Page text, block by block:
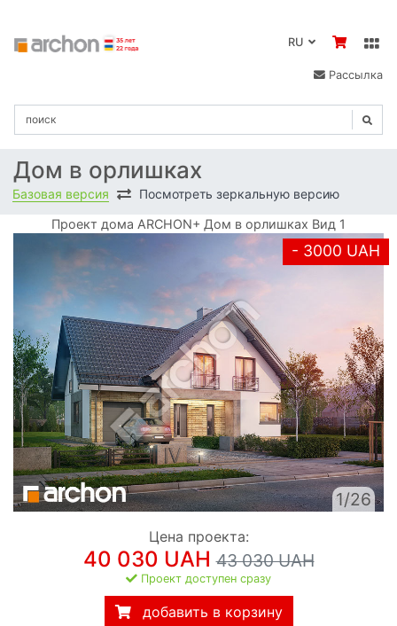
Рассылка
Дом в орлишках
Базовая версия Посмотреть зеркальную версию
Проект дома ARCHON+ Дом в орлишках Вид 1
- 3000 UAH
1/26
Цена проекта:
40 030 UAH43 030 UAH
Проект доступен сразу
добавить в корзину